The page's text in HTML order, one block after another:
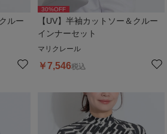
ルー
30%OFF
【UV】半袖カットソー＆クルー
インナーセット
マリクレール
￥7,546税込